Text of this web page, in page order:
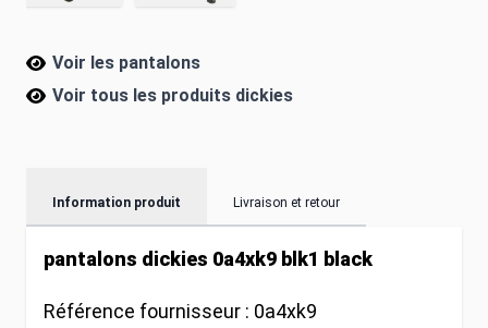
Voir les pantalons
Voir tous les produits dickies
Information produit Livraison et retour
pantalons dickies 0a4xk9 blk1 black
Référence fournisseur : 0a4xk9